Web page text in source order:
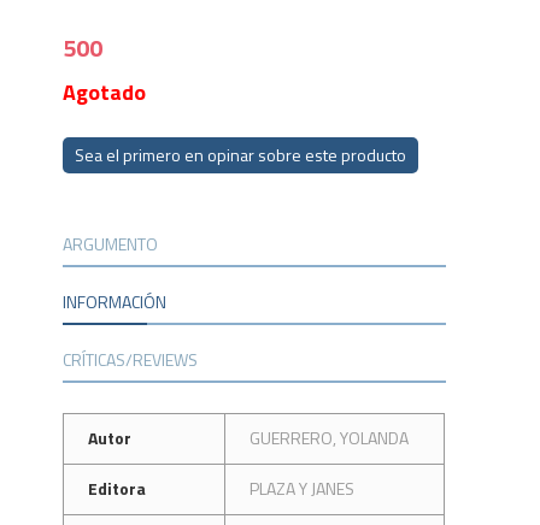
500
Agotado
Sea el primero en opinar sobre este producto
ARGUMENTO
INFORMACIÓN
CRÍTICAS/REVIEWS
Autor
GUERRERO, YOLANDA
Editora
PLAZA Y JANES